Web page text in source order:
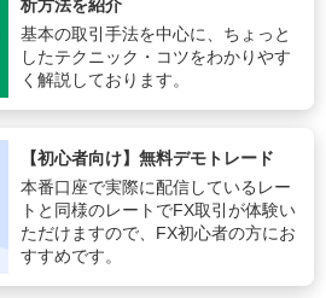
析方法を紹介
基本の取引手法を中心に、ちょっと
したテクニック・コツをわかりやす
く解説しております。
【初心者向け】無料デモトレード
本番口座で実際に配信しているレー
トと同様のレートでFX取引が体験い
ただけますので、FX初心者の方にお
すすめです。